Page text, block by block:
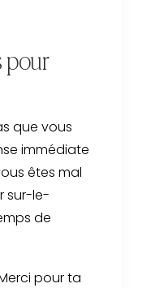
pour
que vous
immédiate
êtes mal
sur-le-
de
pour ta